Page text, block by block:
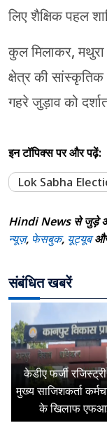
लिए शैक्षिक पहल
कुल मिलाकर, मथुरा
क्षेत्र की
गहरे जुड़ाव को
इन टॉपिक्स पर और पढ़ें:
Lok Sabha
Hindi News से जुड़े
न्यूज़, फेसबुक, यूट्यूब
संबंधित खबरें
केडीए फर्जी
मुख्य साजिशकर्ता
के खिलाफ